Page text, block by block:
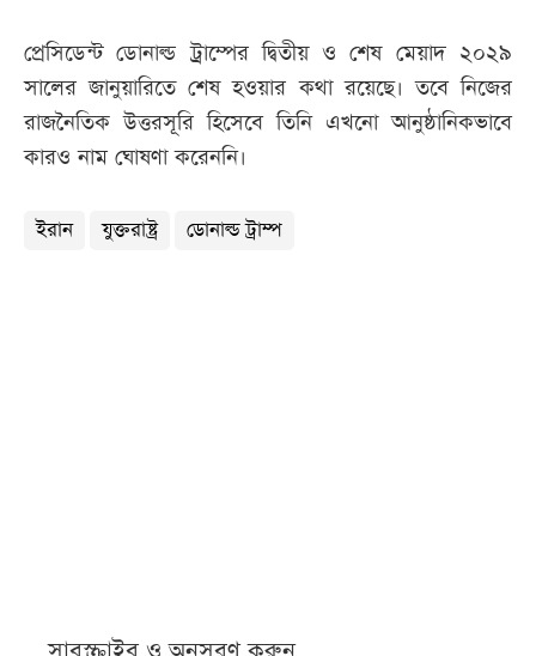
প্রেসিডেন্ট ডোনাল্ড ট্রাম্পের দ্বিতীয় ও শেষ মেয়াদ ২০২৯
সালের জানুয়ারিতে শেষ হওয়ার কথা রয়েছে। তবে নিজের
রাজনৈতিক উত্তরসূরি হিসেবে তিনি এখনো আনুষ্ঠানিকভাবে
কারও নাম ঘোষণা করেননি।
ইরান যুক্তরাষ্ট্র ডোনাল্ড ট্রাম্প